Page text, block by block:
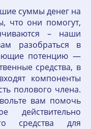
суммы денег на
что они помогут,
– наши
разобраться в
потенцию —
средства, в
компоненты
полового члена.
вам помочь
действительно
средства для